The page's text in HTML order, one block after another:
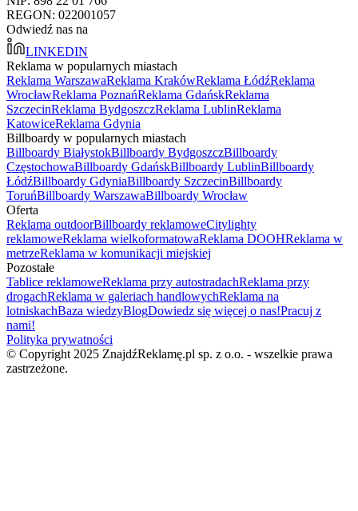
REGON: 022001057
Odwiedź nas na
LINKEDIN
Reklama w popularnych miastach
Reklama WarszawaReklama KrakówReklama ŁódźReklama
WrocławReklama PoznańReklama GdańskReklama
SzczecinReklama BydgoszczReklama LublinReklama
KatowiceReklama Gdynia
Billboardy w popularnych miastach
Billboardy BiałystokBillboardy BydgoszczBillboardy
CzęstochowaBillboardy GdańskBillboardy LublinBillboardy
ŁódźBillboardy GdyniaBillboardy SzczecinBillboardy
ToruńBillboardy WarszawaBillboardy Wrocław
Oferta
Reklama outdoorBillboardy reklamoweCitylighty
reklamoweReklama wielkoformatowaReklama DOOHReklama w
metrzeReklama w komunikacji miejskiej
Pozostałe
Tablice reklamoweReklama przy autostradachReklama przy
drogachReklama w galeriach handlowychReklama na
lotniskachBaza wiedzyBlogDowiedz się więcej o nas!Pracuj z
nami!
Polityka prywatności
© Copyright 2025 ZnajdźReklamę.pl sp. z o.o. - wszelkie prawa
zastrzeżone.